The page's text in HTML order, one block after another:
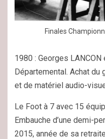
Finales
1980 : Georges
Départemental. Achat du
et de matériel audio-
Le Foot à 7 avec 15
Embauche d’une demi-
2015, année de sa